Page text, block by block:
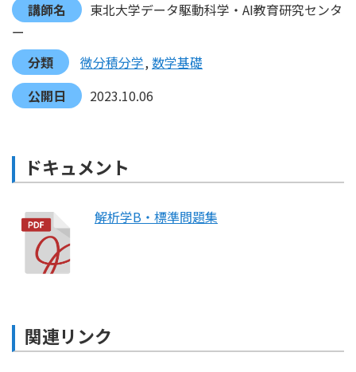
講師名
東北大学データ駆動科学・AI教育研究センタ
ー
分類
微分積分学 数学基礎
公開日
2023.10.06
ドキュメント
解析学B・標準問題集
関連リンク